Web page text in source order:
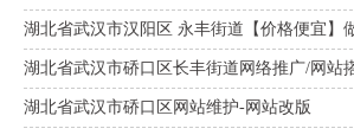
湖北省武汉市硚口区长丰街道网络推广/网站
湖北省武汉市硚口区网站维护-网站改版